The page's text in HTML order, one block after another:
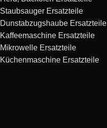
Staubsauger Ersatzteile
Dunstabzugshaube Ersatzteile
Kaffeemaschine Ersatzteile
Mikrowelle Ersatzteile
Küchenmaschine Ersatzteile